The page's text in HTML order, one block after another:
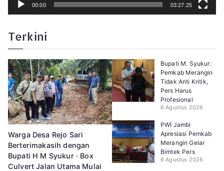
00:00 03:27:25
Terkini
Warga Desa Rejo Sari
Berterimakasih dengan
Bupati H M Syukur · Box
Culvert Jalan Utama Mulai
Bupati M. Syukur:
Pemkab Merangin
Tidak Anti Kritik,
Pers Harus
Profesional
6 Agustus 2026
PWI Jambi
Apresiasi Pemkab
Merangin Gelar
Bimtek Pers
6 Agustus 2026